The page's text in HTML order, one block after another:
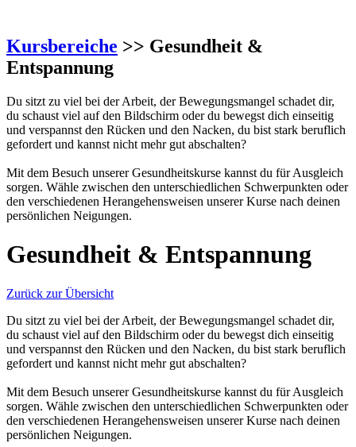
Kursbereiche >> Gesundheit &
Entspannung
Du sitzt zu viel bei der Arbeit, der Bewegungsmangel schadet dir,
du schaust viel auf den Bildschirm oder du bewegst dich einseitig
und verspannst den Rücken und den Nacken, du bist stark beruflich
gefordert und kannst nicht mehr gut abschalten?
Mit dem Besuch unserer Gesundheitskurse kannst du für Ausgleich
sorgen. Wähle zwischen den unterschiedlichen Schwerpunkten oder
den verschiedenen Herangehensweisen unserer Kurse nach deinen
persönlichen Neigungen.
Gesundheit & Entspannung
Zurück zur Übersicht
Du sitzt zu viel bei der Arbeit, der Bewegungsmangel schadet dir,
du schaust viel auf den Bildschirm oder du bewegst dich einseitig
und verspannst den Rücken und den Nacken, du bist stark beruflich
gefordert und kannst nicht mehr gut abschalten?
Mit dem Besuch unserer Gesundheitskurse kannst du für Ausgleich
sorgen. Wähle zwischen den unterschiedlichen Schwerpunkten oder
den verschiedenen Herangehensweisen unserer Kurse nach deinen
persönlichen Neigungen.